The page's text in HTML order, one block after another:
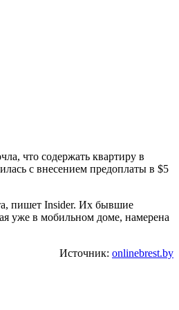
что содержать квартиру в
с внесением предоплаты в $5
пишет Insider. Их бывшие
уже в мобильном доме, намерена
Источник: onlinebrest.by